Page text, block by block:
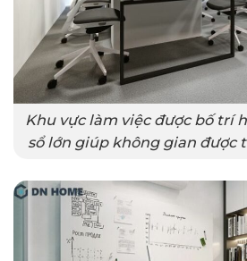
Khu vực làm việc được bố trí
sổ lớn giúp không gian được